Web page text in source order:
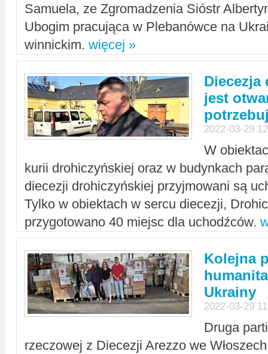
Samuela, ze Zgromadzenia Sióstr
Ubogim pracująca w Plebanówce na
winnickim. więcej »
Diecezja
jest
2022-03-29
W
kurii drohiczyńskiej oraz w budynkach
diecezji drohiczyńskiej przyjmowani są
Tylko w obiektach w sercu diecezji,
przygotowano 40 miejsc dla uchodźców.
Kolejna
Ukrainy
2022-03-29
Druga
rzeczowej z Diecezji Arezzo we